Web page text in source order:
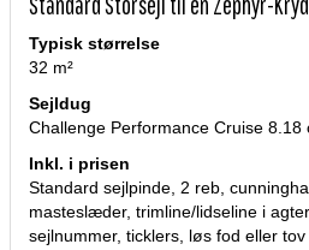
Typisk størrelse
32 m²
Sejldug
Challenge Performance Cruise 8.18
Inkl. i prisen
Standard sejlpinde, 2 reb,
masteslæder, trimline/lidseline i
sejlnummer, ticklers, løs fod eller tov